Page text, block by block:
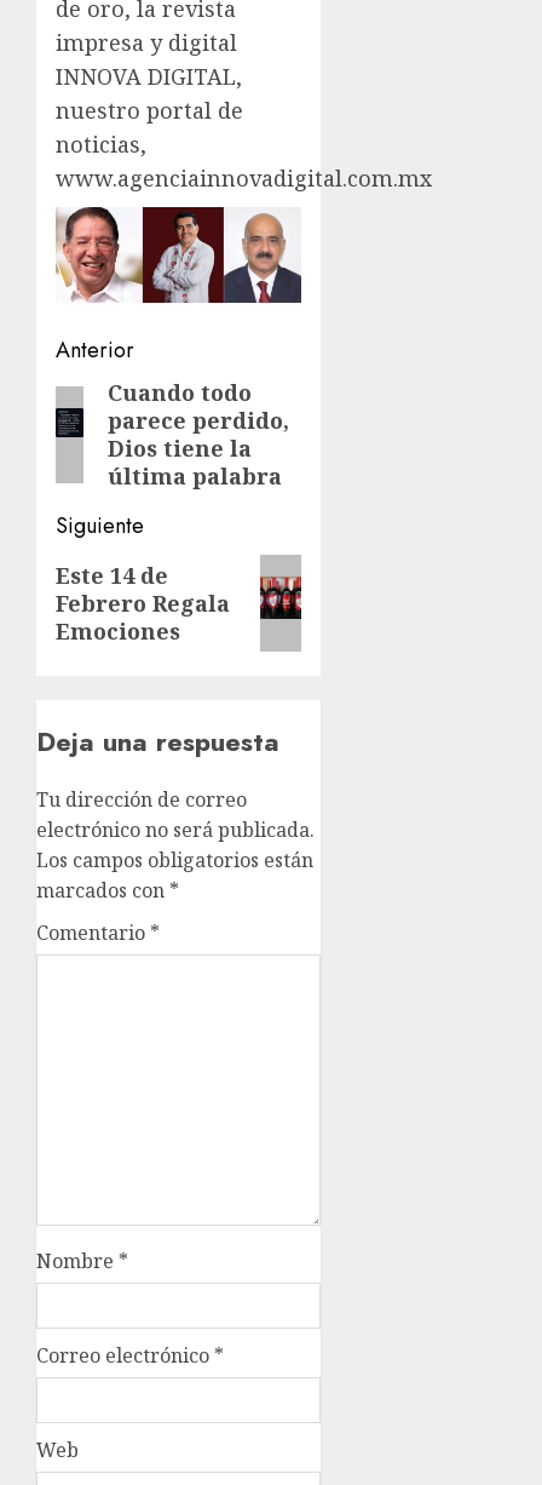
de oro, la revista
impresa y digital
INNOVA DIGITAL,
nuestro portal de
noticias,
www.agenciainnovadigital.com.mx
Navegación
de
entradas
Anterior
Entrada
anterior:
Cuando todo
parece perdido,
Dios tiene la
última palabra
Siguiente
Siguiente
entrada:
Este 14 de
Febrero Regala
Emociones
Deja una respuesta
Tu dirección de correo
electrónico no será publicada.
Los campos obligatorios están
marcados con *
Comentario *
Nombre *
Correo electrónico *
Web